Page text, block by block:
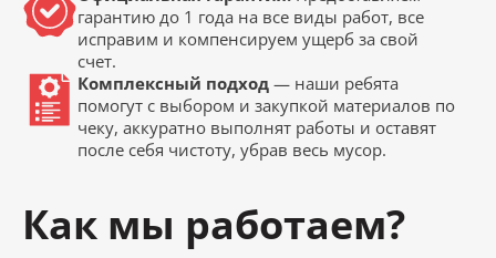
гарантию до 1 года на все виды работ, все
исправим и компенсируем ущерб за свой
счет.
Комплексный подход — наши ребята
помогут с выбором и закупкой материалов по
чеку, аккуратно выполнят работы и оставят
после себя чистоту, убрав весь мусор.
Как мы работаем?